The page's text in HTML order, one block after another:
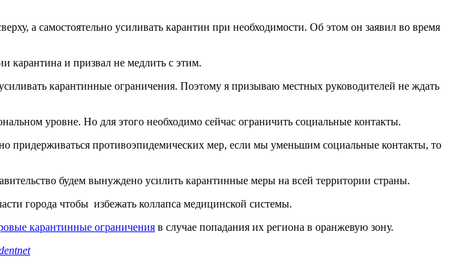
а самостоятельно усиливать карантин при необходимости. Об этом он заявил во время
карантина и призвал не медлить с этим.
карантинные ограничения. Поэтому я призываю местных руководителей не ждать
уровне. Но для этого необходимо сейчас ограничить социальные контакты.
придерживаться противоэпидемических мер, если мы уменьшим социальные контакты, то
будем вынуждено усилить карантинные меры на всей территории страны.
города чтобы избежать коллапса медицинской системы.
карантинные ограничения в случае попадания их региона в оранжевую зону.